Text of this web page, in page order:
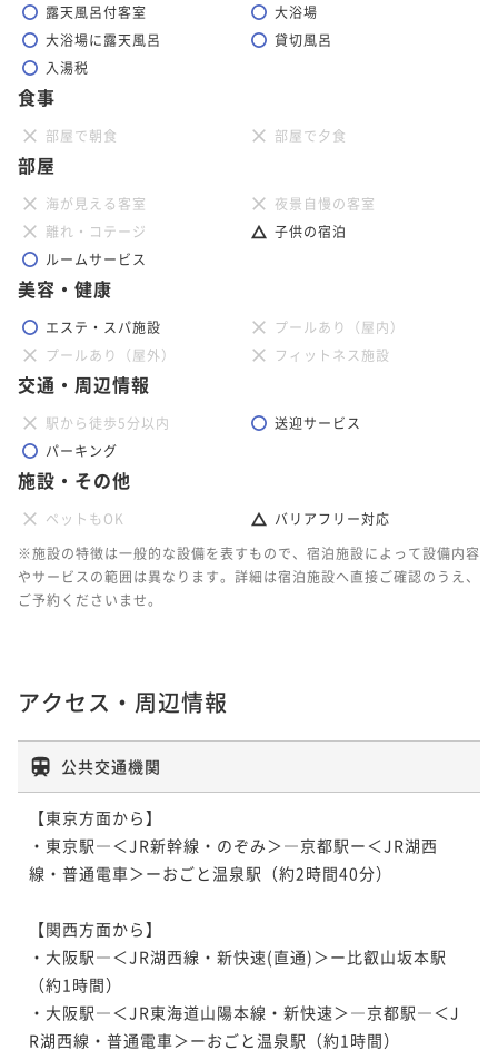
露天風呂付客室
大浴場
大浴場に露天風呂
貸切風呂
入湯税
食事
部屋で朝食 部屋で夕食
部屋
海が見える客室
夜景自慢の客室
離れ・コテージ
子供の宿泊
ルームサービス
美容・健康
エステ・スパ施設
プールあり（屋内）
プールあり（屋外）
フィットネス施設
交通・周辺情報
駅から徒歩5分以内
送迎サービス
パーキング
施設・その他
ペットもOK
バリアフリー対応
※施設の特徴は一般的な設備を表すもので、宿泊施設によって設備内容
やサービスの範囲は異なります。詳細は宿泊施設へ直接ご確認のうえ、
ご予約くださいませ。
アクセス・周辺情報
公共交通機関
【東京方面から】
・東京駅―＜JR新幹線・のぞみ＞―京都駅ー＜JR湖西
線・普通電車＞ーおごと温泉駅（約2時間40分）
【関西方面から】
・大阪駅―＜JR湖西線・新快速(直通)＞ー比叡山坂本駅
（約1時間）
・大阪駅―＜JR東海道山陽本線・新快速＞―京都駅―＜J
R湖西線・普通電車＞ーおごと温泉駅（約1時間）